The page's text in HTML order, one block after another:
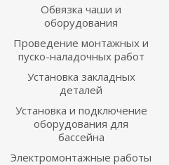
Обвязка чаши и
оборудования
Проведение монтажных и
пуско-наладочных работ
Установка закладных
деталей
Установка и подключение
оборудования для
бассейна
Электромонтажные работы